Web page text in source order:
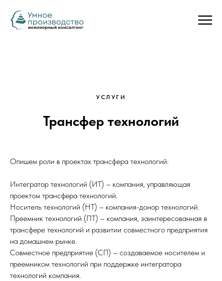
УСЛУГИ
Трансфер технологий
Опишем роли в проектах трансфера технологий:
Интегратор технологий (ИТ) – компания, управляющая
проектом трансфера технологий.
Носитель технологий (НТ) – компания-донор технологий.
Преемник технологий (ПТ) – компания, заинтересованная в
трансфере технологий и развитии совместного предприятия
на домашнем рынке.
Совместное предприятие (СП) – создаваемое носителем и
преемником технологий при поддержке интегратора
технологий компания.